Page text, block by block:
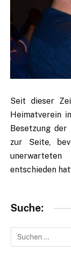
Seit dieser
Heimatverein
Besetzung der
zur Seite,
entschieden
Suche: